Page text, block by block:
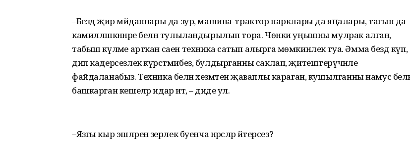
–Бездә җир мәйданнары да зур, машина-трактор парклары да яңалары, тагын да
камилләшкәннәре белән тулыландырылып тора. Чөнки уңышны мулрак алган,
табыш күләме арткан саен техника сатып алырга мөмкинлек туа. Әмма бездә күп,
дип кадерсезлек күрсәтмибез, булдырганны саклап, җитештерүчәнле
файдаланабыз. Техника белән хезмәтенә җаваплы караган, кушылганны намус
башкарган кешеләр идарә итә, – диде ул.
–Язгы кыр эшләренә әзерлек буенча нәрсәләр әйтерсез?